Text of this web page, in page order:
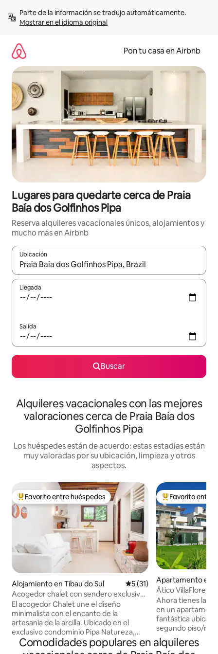
contenidoMostrar en el idioma original
Pon tu casa en Airbnb
Lugares para quedarte cerca de Praia
Baía dos Golfinhos Pipa
Reserva alquileres vacacionales únicos, alojamientos y
mucho más en Airbnb
Ubicación
Cuando los resultados estén disponibles, navega con las
Llegada
Salida
Buscar
Alquileres vacacionales con las mejores
valoraciones cerca de Praia Baía dos
Golfinhos Pipa
Los huéspedes están de acuerdo: estas estadías están
muy valoradas por su ubicación, limpieza y otros
aspectos.
Favorito entre huéspedes preferido
Favorito entre huéspedes
Alojamiento en Tibau do Sul Calificación promedio: 5 de
5 (31)
Acogedor chalet con sendero exclusivo
a la playa.
El acogedor Chalet une el diseño
minimalista con el encanto de la
artesanía de la arcilla. Ubicado en el
exclusivo condominio Pipa Natureza,
ofrece silencio y seguridad las 24 horas
del día, los 7 días de la semana para
Favorito entre
Favorito entre
Apartamento en
Ático VillaFlores
Coverage
Ahora tienes la
en un
fantástica
segundo piso/
cuadrados,
cerca de Praia do
Comodidades populares en alquileres